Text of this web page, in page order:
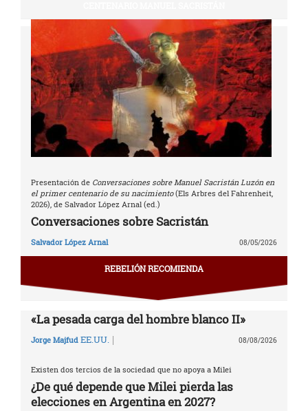
Presentación de Conversaciones sobre Manuel Sacristán Luzón en
el primer centenario de su nacimiento(Els Arbres del Fahrenheit,
2026), de Salvador López Arnal (ed.)
Conversaciones sobre Sacristán
Salvador López Arnal 08/05/2026
REBELIÓN RECOMIENDA
«La pesada carga del hombre blanco II»
Jorge Majfud EE.UU. | 08/08/2026
Existen dos tercios de la sociedad que no apoya a Milei
¿De qué depende que Milei pierda las
elecciones en Argentina en 2027?